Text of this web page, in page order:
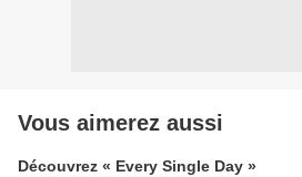
Vous aimerez aussi
Découvrez « Every Single Day »